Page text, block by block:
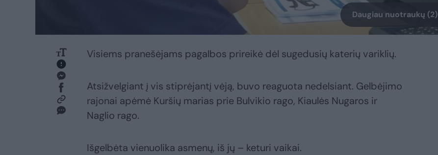
Daugiau nuotraukų (2)
Visiems pranešėjams pagalbos prireikė dėl sugedusių katerių variklių.
Atsižvelgiant į vis stiprėjantį vėją, buvo reaguota nedelsiant. Gelbėjimo
rajonai apėmė Kuršių marias prie Bulvikio rago, Kiaulės Nugaros ir
Naglio rago.
Išgelbėta vienuolika asmenų, iš jų – keturi vaikai.